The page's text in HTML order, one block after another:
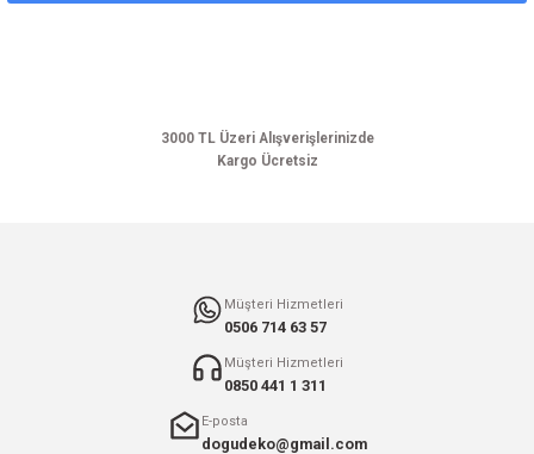
3000 TL Üzeri Alışverişlerinizde
Kargo Ücretsiz
Müşteri Hizmetleri
0506 714 63 57
Müşteri Hizmetleri
0850 441 1 311
E-posta
dogudeko@gmail.com